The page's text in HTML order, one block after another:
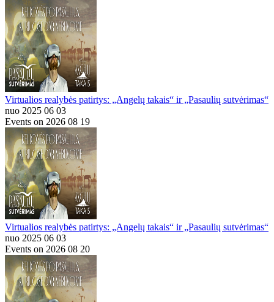
Virtualios realybės patirtys: „Angelų takais“ ir „Pasaulių sutvėrimas“
nuo 2025 06 03
Events on 2026 08 19
Virtualios realybės patirtys: „Angelų takais“ ir „Pasaulių sutvėrimas“
nuo 2025 06 03
Events on 2026 08 20